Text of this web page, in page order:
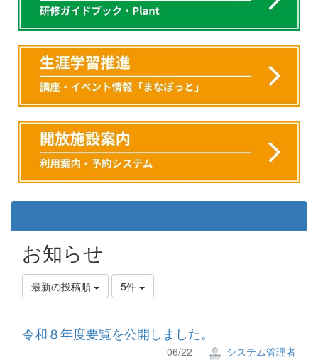
お知らせ
最新の投稿順 5件
令和８年度要覧を公開しました。
06/22 システム管理者